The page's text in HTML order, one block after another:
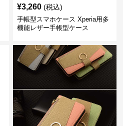
¥3,260 (税込)
手帳型スマホケース Xperia用多
機能レザー手帳型ケース